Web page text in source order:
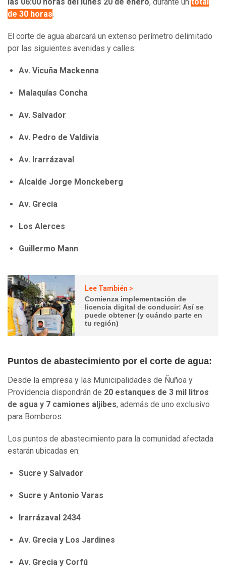
las 06:00 horas del lunes 20 de enero, durante un total
de 30 horas.
El corte de agua abarcará un extenso perímetro delimitado
por las siguientes avenidas y calles:
Av. Vicuña Mackenna
Malaquías Concha
Av. Salvador
Av. Pedro de Valdivia
Av. Irarrázaval
Alcalde Jorge Monckeberg
Av. Grecia
Los Alerces
Guillermo Mann
Lee También >
Comienza implementación de
licencia digital de conducir: Así se
puede obtener (y cuándo parte en
tu región)
Puntos de abastecimiento por el corte de agua:
Desde la empresa y las Municipalidades de Ñuñoa y
Providencia dispondrán de 20 estanques de 3 mil litros
de agua y 7 camiones aljibes, además de uno exclusivo
para Bomberos.
Los puntos de abastecimiento para la comunidad afectada
estarán ubicadas en:
Sucre y Salvador
Sucre y Antonio Varas
Irarrázaval 2434
Av. Grecia y Los Jardines
Av. Grecia y Corfú